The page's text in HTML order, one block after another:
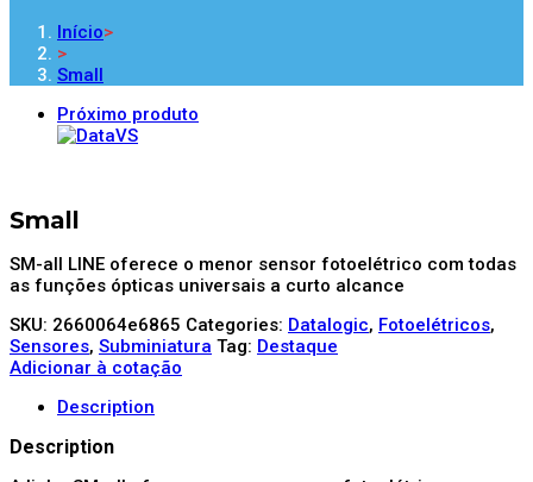
Início>
>
Small
Próximo produto
Small
SM-all LINE oferece o menor sensor fotoelétrico com todas
as funções ópticas universais a curto alcance
SKU: 2660064e6865 Categories: Datalogic, Fotoelétricos,
Sensores, Subminiatura Tag: Destaque
Adicionar à cotação
Description
Description